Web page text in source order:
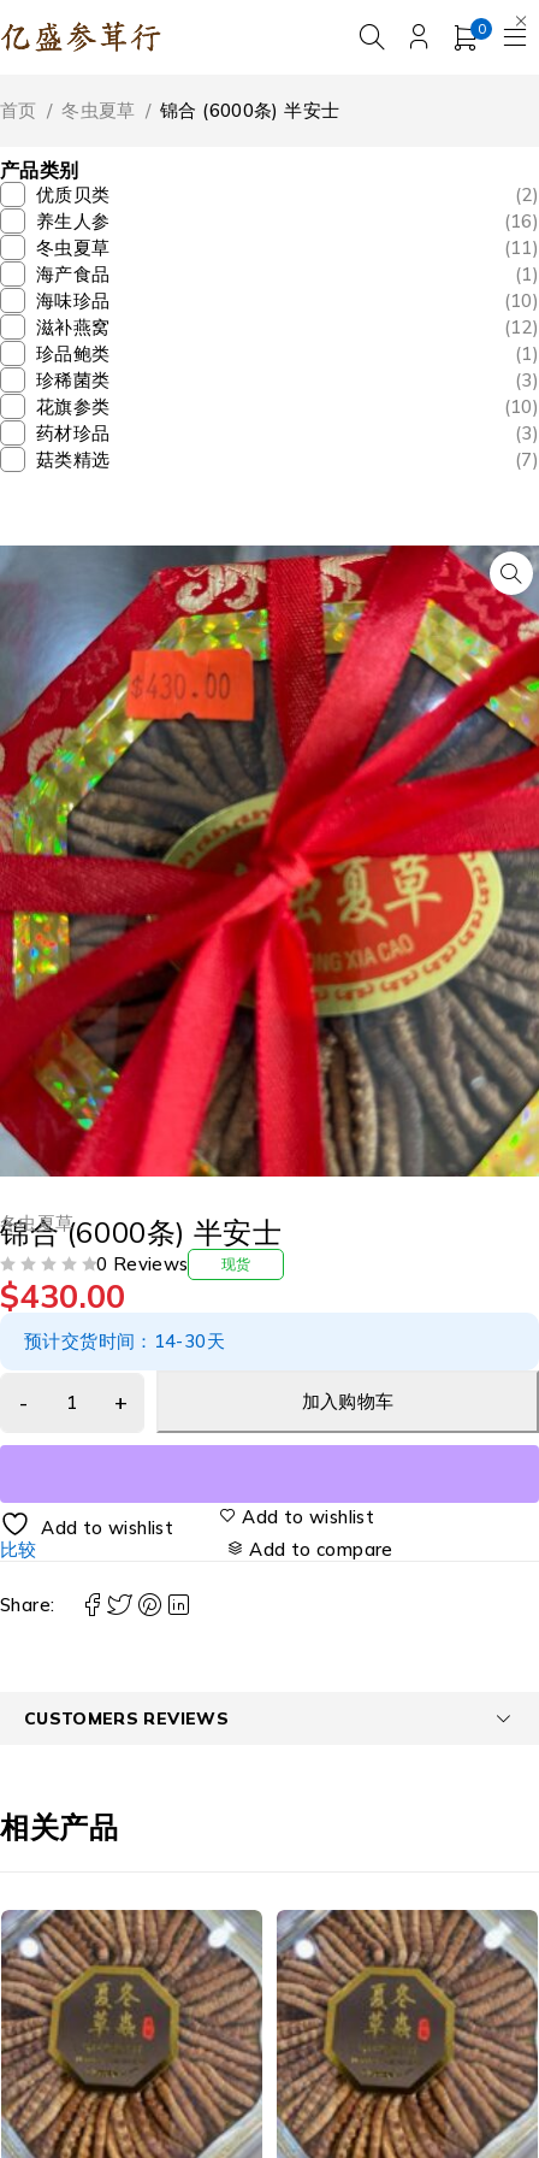
0
首页 / 冬虫夏草 / 锦合 (6000条) 半安士
产品类别
优质贝类
(2)
养生人参
(16)
冬虫夏草
(11)
海产食品
(1)
海味珍品
(10)
滋补燕窝
(12)
珍品鲍类
(1)
珍稀菌类
(3)
花旗参类
(10)
药材珍品
(3)
菇类精选
(7)
冬虫夏草
锦合 (6000条) 半安士
0 Reviews 现货
$430.00
预计交货时间：14-30天
加入购物车
Add to wishlist
Add to wishlist
比较
Add to compare
Share:
CUSTOMERS REVIEWS
相关产品